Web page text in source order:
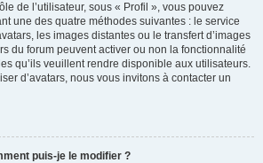
de l’utilisateur, sous « Profil », vous pouvez
une des quatre méthodes suivantes : le service
les images distantes ou le transfert d’images
du forum peuvent activer ou non la fonctionnalité
qu’ils veuillent rendre disponible aux utilisateurs.
d’avatars, nous vous invitons à contacter un
puis-je le modifier ?